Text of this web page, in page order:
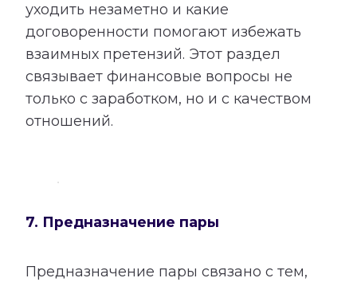
уходить незаметно и какие
договоренности помогают избежать
взаимных претензий. Этот раздел
связывает финансовые вопросы не
только с заработком, но и с качеством
отношений.
7. Предназначение пары
Предназначение пары связано с тем,